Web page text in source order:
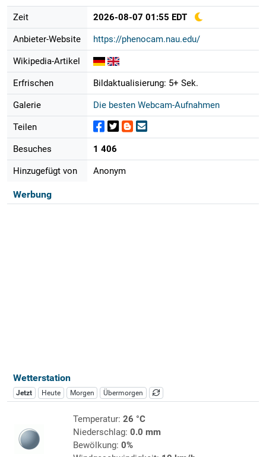
Zeit 2026-08-07 01:55 EDT
Anbieter-Website https://phenocam.nau.edu/
Wikipedia-Artikel
Erfrischen Bildaktualisierung: 5+ Sek.
Galerie Die besten Webcam-Aufnahmen
Teilen
Besuches 1 406
Hinzugefügt von Anonym
Werbung
Wetterstation
Jetzt Heute Morgen Übermorgen
Temperatur: 26 °C
Niederschlag: 0.0 mm
Bewölkung: 0%